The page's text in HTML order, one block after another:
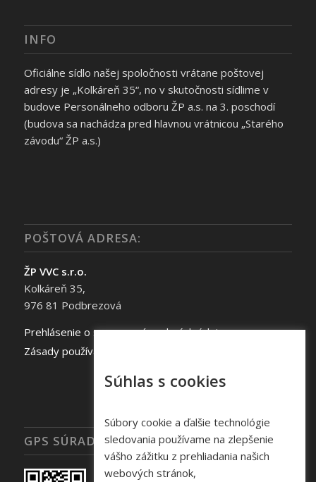
INFO
Oficiálne sídlo našej spoločnosti vrátane poštovej
adresy je „Kolkáreň 35“, no v skutočnosti sídlime v
budove Personálneho odboru ŽP a.s. na 3. poschodí
(budova sa nachádza pred hlavnou vrátnicou „Starého
závodu“ ŽP a.s.)
POŠTOVÁ ADRESA:
ŽP VVC s.r.o.
Kolkáreň 35,
976 81 Podbrezová
Prehlásenie o spracovaní osobných údajov
Zásady používania súborov cookie
GPS SÚRADNICE
Súhlas s cookies
Súbory cookie a ďalšie technológie
sledovania používame na zlepšenie
vášho zážitku z prehliadania našich
webových stránok,